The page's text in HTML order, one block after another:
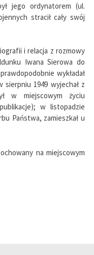
jego ordynatorem (ul.
stracił cały swój
i relacja z rozmowy
Iwana Sierowa do
wykładał
sierpniu 1949 wyjechał z
w miejscowym życiu
w listopadzie
Państwa, zamieszkał u
na miejscowym